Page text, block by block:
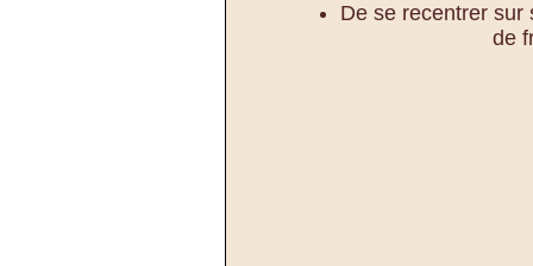
De se recentrer sur
de